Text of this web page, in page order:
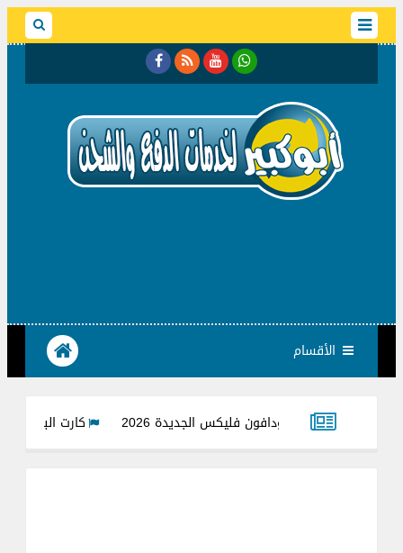
الأقسام
فودافون فليكس الجديدة 2026 كارت البطولة بمناسبة كاس